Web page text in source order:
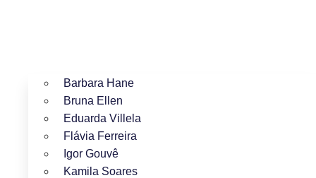
Barbara Hane
Bruna Ellen
Eduarda Villela
Flávia Ferreira
Igor Gouvê
Kamila Soares